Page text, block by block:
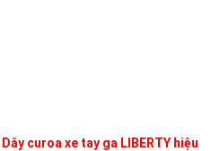
Dây curoa xe tay ga LIBERTY hiệu